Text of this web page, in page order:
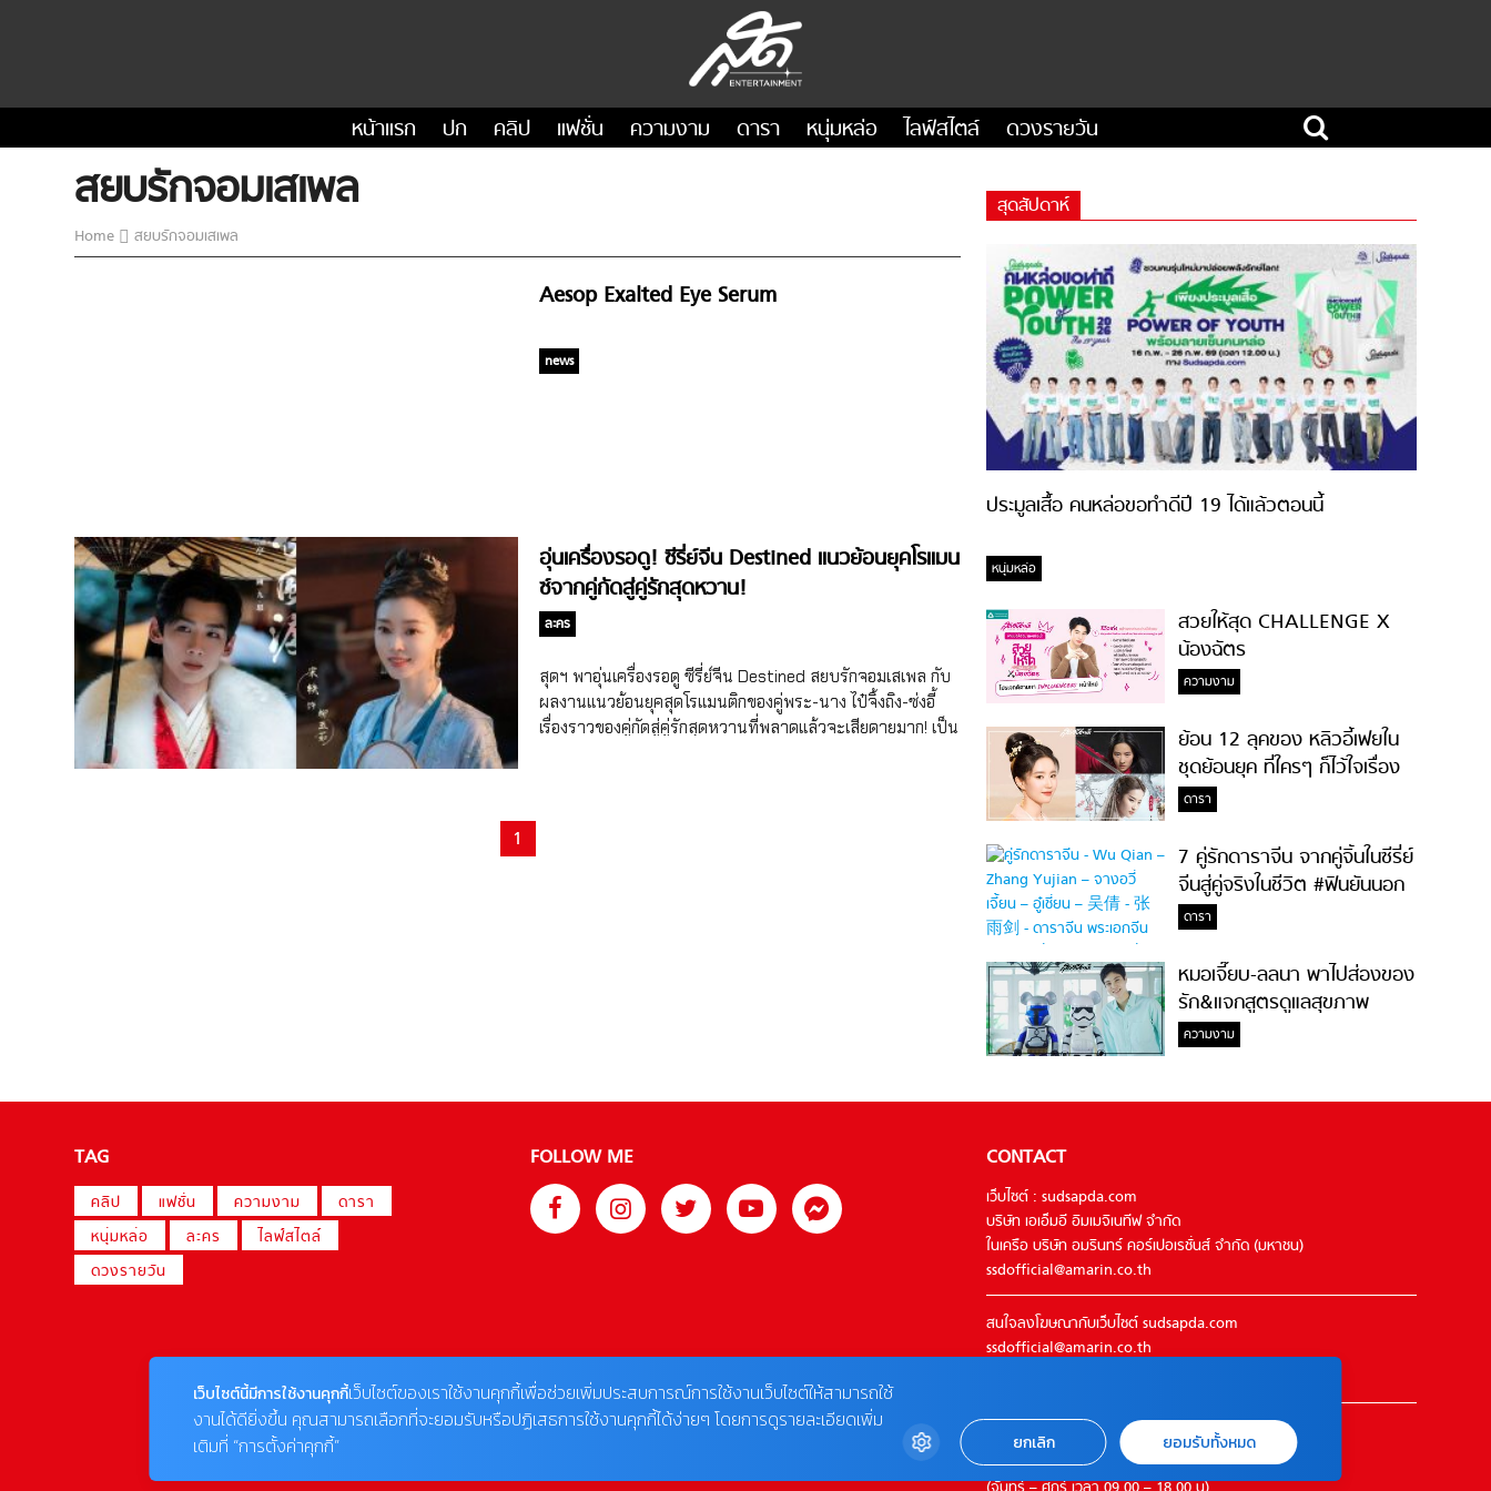
หน้าแรก ปก คลิป แฟชั่น ความงาม ดารา หนุ่มหล่อ ไลฟ์สไตล์ ดวงรายวัน
สยบรักจอมเสเพล
Home สยบรักจอมเสเพล
Aesop Exalted Eye Serum
news
อุ่นเครื่องรอดู! ซีรี่ย์จีน Destined แนวย้อนยุคโรแมน
ซ์จากคู่กัดสู่คู่รักสุดหวาน!
ละคร
สุดฯ พาอุ่นเครื่องรอดู ซีรี่ย์จีน Destined สยบรักจอมเสเพล กับ
ผลงานแนวย้อนยุคสุดโรแมนติกของคู่พระ-นาง ไป๋จิ้งถิง-ซ่งอี้
เรื่องราวของคู่กัดสู่คู่รักสุดหวานที่พลาดแล้วจะเสียดายมาก! เป็น
และอำนาจ เขาจึงคอยเยาะเย้ยและหาเรื่องแกล้งอวี้หรูสารพัด ใน
ขณะที่อวี้หรูที่ไม่ยอมแพ้ต่อชะตาชีวิต เธอตัดสินใจติดตามแม่ของ
กู้จิ่วซือเพื่อเรียนรู้วิธีทำธุรกิจ หลังจากทุ่มเททำงานอย่างหนัก อวี้
หรูก็ผ่านด่านทดสอบของแม่กู้จิ่วซือได้สำเร็จ และค่อยๆ เก็บเกี่ยว
1
สุดสัปดาห์
ประมูลเสื้อ คนหล่อขอทำดีปี 19 ได้แล้วตอนนี้
หนุ่มหล่อ
สวยให้สุด CHALLENGE X
น้องฉัตร
ความงาม
ย้อน 12 ลุคของ หลิวอี้เฟยใน
ชุดย้อนยุค ที่ใครๆ ก็ไว้ใจเรื่อง
ความสวย!
ดารา
7 คู่รักดาราจีน จากคู่จิ้นในซีรี่ย์
จีนสู่คู่จริงในชีวิต #ฟินยันนอก
จอ
ดารา
หมอเจี๊ยบ-ลลนา พาไปส่องของ
รัก&แจกสูตรดูแลสุขภาพ
#ล้างจมูกไม่ยากจะสอนให้
ความงาม
TAG
คลิป แฟชั่น ความงาม
ดารา
หนุ่มหล่อ
ละคร
ไลฟ์สไตล์
ดวงรายวัน
FOLLOW ME CONTACT
เว็บไซต์ : sudsapda.com
บริษัท เอเอ็มอี อิมเมจิเนทีฟ จำกัด
ในเครือ บริษัท อมรินทร์ คอร์เปอเรชั่นส์ จำกัด (มหาชน)
ssdofficial@amarin.co.th
สนใจลงโฆษณากับเว็บไซต์ sudsapda.com
ssdofficial@amarin.co.th
ติดต่อแจ้งปัญหาหรือร้องเรียน
02-422-9999 ต่อ 4180
เว็บไซต์นี้มีการใช้งานคุกกี้เว็บไซต์ของเราใช้งานคุกกี้เพื่อช่วยเพิ่มประสบการณ์การใช้งานเว็บไซต์ให้สามารถใช้
งานได้ดียิ่งขึ้น คุณสามารถเลือกที่จะยอมรับหรือปฏิเสธการใช้งานคุกกี้ได้ง่ายๆ โดยการดูรายละเอียดเพิ่ม
เติมที่ “การตั้งค่าคุกกี้”
ยกเลิก ยอมรับทั้งหมด